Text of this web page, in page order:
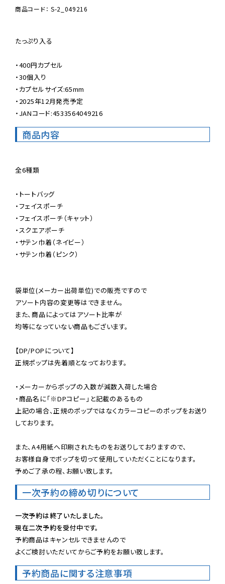
商品コード： S-2_049216
たっぷり入る
・400円カプセル
・30個入り
・カプセルサイズ:65mm
・2025年12月発売予定
・JANコード:4533564049216
商品内容
全6種類
・トートバッグ
・フェイスポーチ
・フェイスポーチ（キャット）
・スクエアポーチ
・サテン巾着（ネイビー）
・サテン巾着（ピンク）
袋単位(メーカー出荷単位)での販売ですので
アソート内容の変更等はできません。
また、商品によってはアソート比率が
均等になっていない商品もございます。
【DP/POPについて】
正規ポップは先着順となっております。
・メーカーからポップの入数が減数入荷した場合
・商品名に「※DPコピー」と記載のあるもの
上記の場合、正規のポップではなくカラーコピーのポップをお送り
しております。
また、A4用紙へ印刷されたものをお送りしておりますので、
お客様自身でポップを切って使用していただくことになります。
予めご了承の程、お願い致します。
一次予約の締め切りについて
一次予約は終了いたしました。
現在二次予約を受付中です。
予約商品はキャンセルできませんので
よくご検討いただいてからご予約をお願い致します。
予約商品に関する注意事項